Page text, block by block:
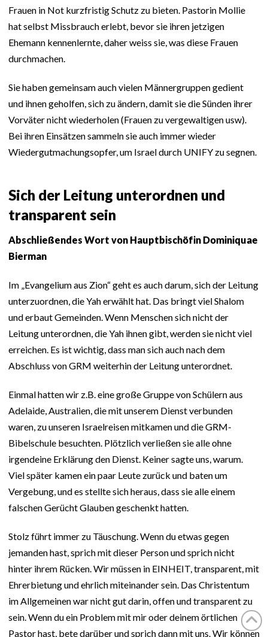
Frauen in Not kurzfristig Schutz zu bieten. Pastorin Mollie
hat selbst Missbrauch erlebt, bevor sie ihren jetzigen
Ehemann kennenlernte, daher weiss sie, was diese Frauen
durchmachen.
Sie haben gemeinsam auch vielen Männergruppen gedient
und ihnen geholfen, sich zu ändern, damit sie die Sünden ihrer
Vorväter nicht wiederholen (Frauen zu vergewaltigen usw).
Bei ihren Einsätzen sammeln sie auch immer wieder
Wiedergutmachungsopfer, um Israel durch UNIFY zu segnen.
Sich der Leitung unterordnen und
transparent sein
Abschließendes Wort von Hauptbischöfin Dominiquae
Bierman
Im „Evangelium aus Zion“ geht es auch darum, sich der Leitung
unterzuordnen, die Yah erwählt hat. Das bringt viel Shalom
und erbaut Gemeinden. Wenn Menschen sich nicht der
Leitung unterordnen, die Yah ihnen gibt, werden sie nicht viel
erreichen. Es ist wichtig, dass man sich auch nach dem
Abschluss von GRM weiterhin der Leitung unterordnet.
Einmal hatten wir z.B. eine große Gruppe von Schülern aus
Adelaide, Australien, die mit unserem Dienst verbunden
waren, zu unseren Israelreisen mitkamen und die GRM-
Bibelschule besuchten. Plötzlich verließen sie alle ohne
irgendeine Erklärung den Dienst. Keiner sagte uns, warum.
Viel später kamen ein paar Leute zurück und baten um
Vergebung, und es stellte sich heraus, dass sie alle einem
falschen Gerücht Glauben geschenkt hatten.
Stolz führt immer zu Täuschung. Wenn du etwas gegen
jemanden hast, sprich mit dieser Person und sprich nicht
hinter ihrem Rücken. Wir müssen in EINHEIT, transparent, mit
Ehrerbietung und ehrlich miteinander sein. Das Christentum
im Allgemeinen war nicht gut darin, offen und transparent zu
sein. Wenn du ein Problem mit mir oder deinem örtlichen
Pastor hast, bete darüber und sprich dann mit uns. Wir können